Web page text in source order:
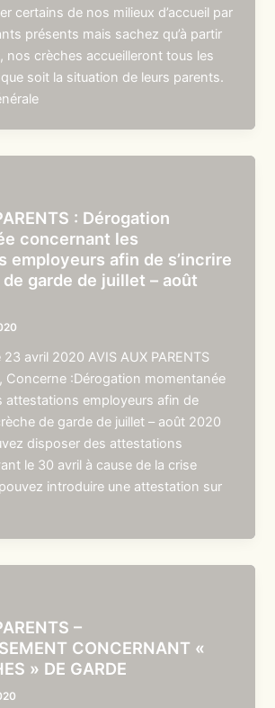
certains de nos milieux d’accueil par
présents mais sachez qu’à partir
nos crèches accueilleront tous les
soit la situation de leurs parents.
: Dérogation
concernant les
employeurs afin de s’incrire
garde de juillet – août
avril 2020 AVIS AUX PARENTS
Concerne :Dérogation momentanée
attestations employeurs afin de
de garde de juillet – août 2020
disposer des attestations
le 30 avril à cause de la crise
introduire une attestation sur
–
CONCERNANT «
» DE GARDE